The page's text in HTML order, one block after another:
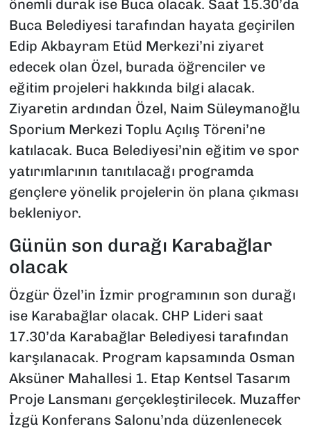
önemli durak ise Buca olacak. Saat 15.30’da
Buca Belediyesi tarafından hayata geçirilen
Edip Akbayram Etüd Merkezi’ni ziyaret
edecek olan Özel, burada öğrenciler ve
eğitim projeleri hakkında bilgi alacak.
Ziyaretin ardından Özel, Naim Süleymanoğlu
Sporium Merkezi Toplu Açılış Töreni’ne
katılacak. Buca Belediyesi’nin eğitim ve spor
yatırımlarının tanıtılacağı programda
gençlere yönelik projelerin ön plana çıkması
bekleniyor.
Günün son durağı Karabağlar
olacak
Özgür Özel’in İzmir programının son durağı
ise Karabağlar olacak. CHP Lideri saat
17.30’da Karabağlar Belediyesi tarafından
karşılanacak. Program kapsamında Osman
Aksüner Mahallesi 1. Etap Kentsel Tasarım
Proje Lansmanı gerçekleştirilecek. Muzaffer
İzgü Konferans Salonu’nda düzenlenecek